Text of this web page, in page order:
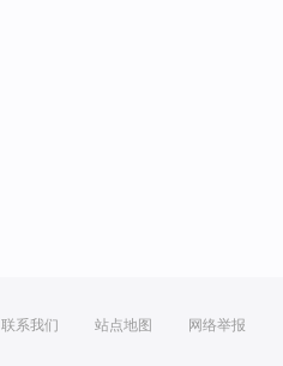
联系我们 站点地图 网络举报